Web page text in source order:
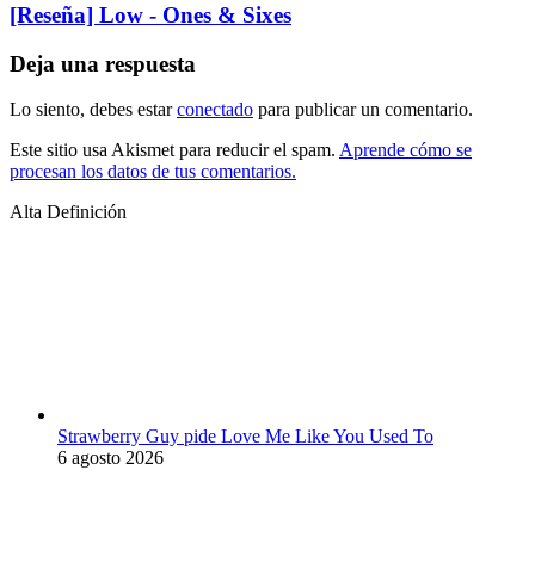
[Reseña] Low - Ones & Sixes
Deja una respuesta
Lo siento, debes estarconectado para publicar un comentario.
Este sitio usa Akismet para reducir el spam. Aprende cómo se
procesan los datos de tus comentarios.
Alta Definición
Strawberry Guy pide Love Me Like You Used To
6 agosto 2026